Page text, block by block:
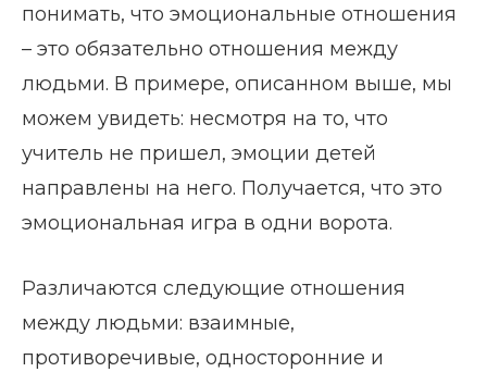
понимать, что эмоциональные отношения
– это обязательно отношения между
людьми. В примере, описанном выше, мы
можем увидеть: несмотря на то, что
учитель не пришел, эмоции детей
направлены на него. Получается, что это
эмоциональная игра в одни ворота.
Различаются следующие отношения
между людьми: взаимные,
противоречивые, односторонние и